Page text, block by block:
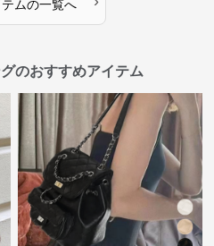
ムの一覧へ
のおすすめアイテム